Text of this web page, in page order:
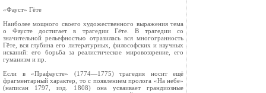
«Фауст» Гёте
Наиболее мощного своего художественного выражения тема
о Фаусте достигает в трагедии Гёте. В трагедии со
значительной рельефностью отразилась вся многогранность
Гёте, вся глубина его литературных, философских и научных
исканий: его борьба за реалистическое мировоззрение, его
гуманизм и пр.
Если в «Прафаусте» (1774—1775) трагедия носит ещё
фрагментарный характер, то с появлением пролога «На небе»
(написан 1797, изд. 1808) она усваивает грандиозные